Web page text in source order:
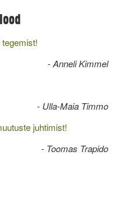
-Anneli Kimmel
- Ulla-Maia Timmo
juhtimist!
- Toomas Trapido